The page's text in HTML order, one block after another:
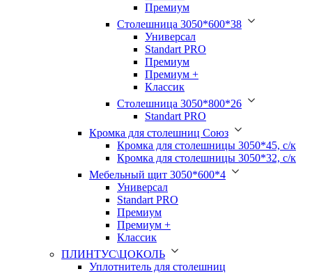
Премиум
Столешница 3050*600*38
Универсал
Standart PRO
Премиум
Премиум +
Классик
Столешница 3050*800*26
Standart PRO
Кромка для столешниц Союз
Кромка для столешницы 3050*45, с/к
Кромка для столешницы 3050*32, с/к
Мебельный щит 3050*600*4
Универсал
Standart PRO
Премиум
Премиум +
Классик
ПЛИНТУС\ЦОКОЛЬ
Уплотнитель для столешниц